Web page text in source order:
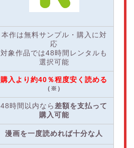
本作は無料サンプル・購入に対
応
対象作品では48時間レンタルも
選択可能
購入より約40％程度安く読める
（※）
48時間以内なら 差額を支払って
購入可能
漫画を一度読めれば十分な人